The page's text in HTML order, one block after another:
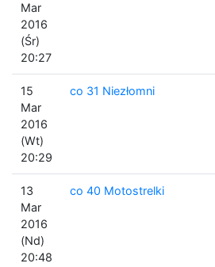
Mar
2016
(Śr)
20:27
15
Mar
2016
(Wt)
20:29
co 31 Niezłomni
13
Mar
2016
(Nd)
20:48
co 40 Motostrelki